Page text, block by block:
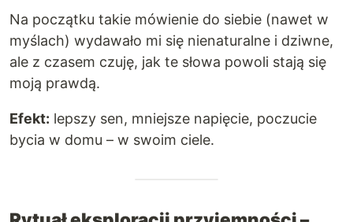
Na początku takie mówienie do siebie (nawet w
myślach) wydawało mi się nienaturalne i dziwne,
ale z czasem czuję, jak te słowa powoli stają się
moją prawdą.
Efekt: lepszy sen, mniejsze napięcie, poczucie
bycia w domu – w swoim ciele.